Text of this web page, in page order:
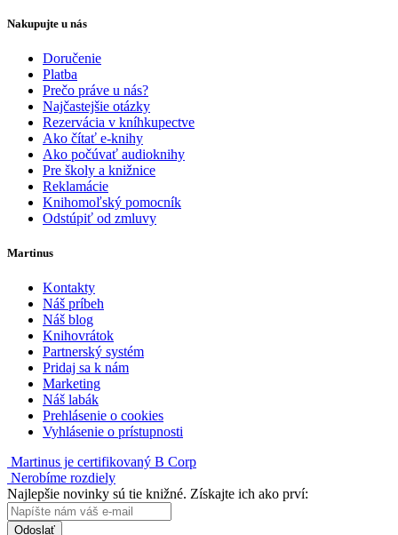
Nakupujte u nás
Doručenie
Platba
Prečo práve u nás?
Najčastejšie otázky
Rezervácia v kníhkupectve
Ako čítať e-knihy
Ako počúvať audioknihy
Pre školy a knižnice
Reklamácie
Knihomoľský pomocník
Odstúpiť od zmluvy
Martinus
Kontakty
Náš príbeh
Náš blog
Knihovrátok
Partnerský systém
Pridaj sa k nám
Marketing
Náš labák
Prehlásenie o cookies
Vyhlásenie o prístupnosti
Martinus je certifikovaný B Corp
Nerobíme rozdiely
Najlepšie novinky sú tie knižné. Získajte ich ako prví:
Odoslať